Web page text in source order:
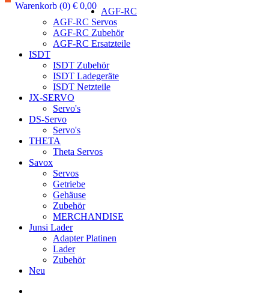
Warenkorb (0) € 0,00
AGF-RC
AGF-RC Servos
AGF-RC Zubehör
AGF-RC Ersatzteile
ISDT
ISDT Zubehör
ISDT Ladegeräte
ISDT Netzteile
JX-SERVO
Servo's
DS-Servo
Servo's
THETA
Theta Servos
Savox
Servos
Getriebe
Gehäuse
Zubehör
MERCHANDISE
Junsi Lader
Adapter Platinen
Lader
Zubehör
Neu